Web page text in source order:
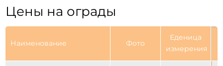
Цены на ограды
Наименование Фото
Еденица
измерения